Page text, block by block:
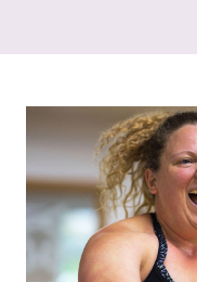
Hafan
Ein
Aelodaeth
Newyddion
Dod